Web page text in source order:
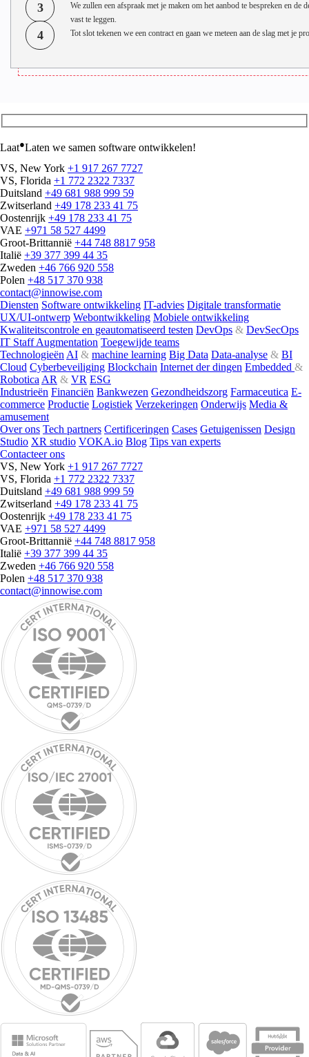
3
We zullen een afspraak met je maken om het aanbod te bespreken en de
vast te leggen.
4 Tot slot tekenen we een contract en gaan we meteen aan de slag met je
Laat●Laten we samen software ontwikkelen!
VS, New York +1 917 267 7727
VS, Florida +1 772 2322 7337
Duitsland +49 681 988 999 59
Zwitserland +49 178 233 41 75
Oostenrijk +49 178 233 41 75
VAE +971 58 527 4499
Groot-Brittannië +44 748 8817 958
Italië +39 377 399 44 35
Zweden +46 766 920 558
Polen +48 517 370 938
contact@innowise.com
Diensten Software ontwikkeling IT-advies Digitale transformatie
UX/UI-ontwerp Webontwikkeling Mobiele ontwikkeling
Kwaliteitscontrole en geautomatiseerd testen DevOps & DevSecOps
IT Staff Augmentation Toegewijde teams
Technologieën AI & machine learning Big Data Data-analyse & BI
Cloud Cyberbeveiliging Blockchain Internet der dingen Embedded &
Robotica AR & VR ESG
Industrieën Financiën Bankwezen Gezondheidszorg Farmaceutica E-
commerce Productie Logistiek Verzekeringen Onderwijs Media &
amusement
Over ons Tech partners Certificeringen Cases Getuigenissen Design
Studio XR studio VOKA.io Blog Tips van experts
Contacteer ons
VS, New York +1 917 267 7727
VS, Florida +1 772 2322 7337
Duitsland +49 681 988 999 59
Zwitserland +49 178 233 41 75
Oostenrijk +49 178 233 41 75
VAE +971 58 527 4499
Groot-Brittannië +44 748 8817 958
Italië +39 377 399 44 35
Zweden +46 766 920 558
Polen +48 517 370 938
contact@innowise.com